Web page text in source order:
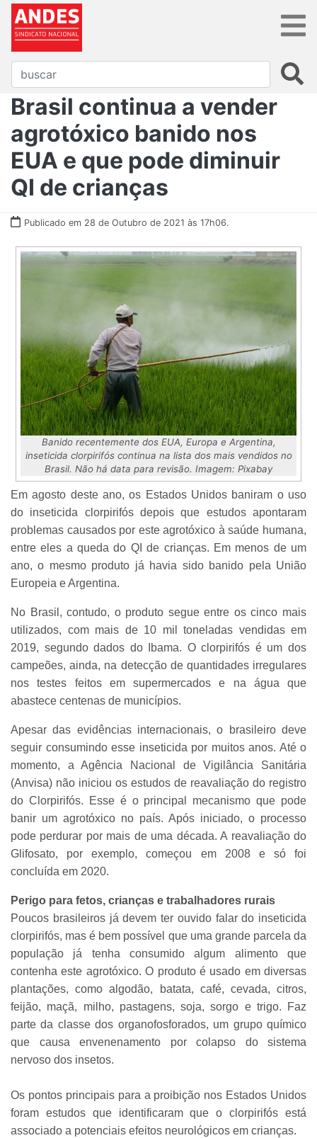
Brasil continua a vender
agrotóxico banido nos
EUA e que pode diminuir
QI de crianças
Publicado em 28 de Outubro de 2021 às 17h06.
Banido recentemente dos EUA, Europa e Argentina,
inseticida clorpirifós continua na lista dos mais vendidos no
Brasil. Não há data para revisão. Imagem: Pixabay
Em agosto deste ano, os Estados Unidos baniram o uso
do inseticida clorpirifós depois que estudos apontaram
problemas causados por este agrotóxico à saúde humana,
entre eles a queda do QI de crianças. Em menos de um
ano, o mesmo produto já havia sido banido pela União
Europeia e Argentina.
No Brasil, contudo, o produto segue entre os cinco mais
utilizados, com mais de 10 mil toneladas vendidas em
2019, segundo dados do Ibama. O clorpirifós é um dos
campeões, ainda, na detecção de quantidades irregulares
nos testes feitos em supermercados e na água que
abastece centenas de municípios.
Apesar das evidências internacionais, o brasileiro deve
seguir consumindo esse inseticida por muitos anos. Até o
momento, a Agência Nacional de Vigilância Sanitária
(Anvisa) não iniciou os estudos de reavaliação do registro
do Clorpirifós. Esse é o principal mecanismo que pode
banir um agrotóxico no país. Após iniciado, o processo
pode perdurar por mais de uma década. A reavaliação do
Glifosato, por exemplo, começou em 2008 e só foi
concluída em 2020.
Perigo para fetos, crianças e trabalhadores rurais
Poucos brasileiros já devem ter ouvido falar do inseticida
clorpirifós, mas é bem possível que uma grande parcela da
população já tenha consumido algum alimento que
contenha este agrotóxico. O produto é usado em diversas
plantações, como algodão, batata, café, cevada, citros,
feijão, maçã, milho, pastagens, soja, sorgo e trigo. Faz
parte da classe dos organofosforados, um grupo químico
que causa envenenamento por colapso do sistema
nervoso dos insetos.
Os pontos principais para a proibição nos Estados Unidos
foram estudos que identificaram que o clorpirifós está
associado a potenciais efeitos neurológicos em crianças.